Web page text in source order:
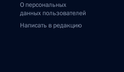
О персональных
данных пользователей
Написать в редакцию